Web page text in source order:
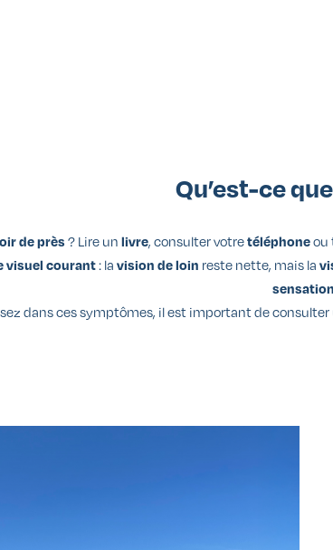
Qu’est-ce que
de près ? Lire un livre, consulter votretéléphoneou
visuel courant: la vision de loin reste nette, mais la
dans ces symptômes, il est important de consulter